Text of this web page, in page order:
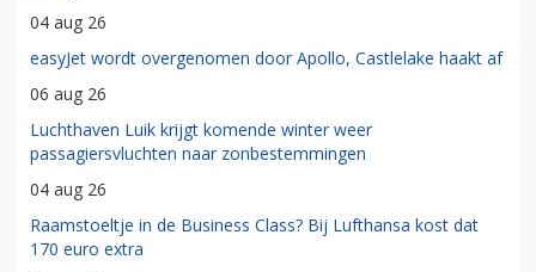
04 aug 26
easyJet wordt overgenomen door Apollo, Castlelake haakt af
06 aug 26
Luchthaven Luik krijgt komende winter weer
passagiersvluchten naar zonbestemmingen
04 aug 26
Raamstoeltje in de Business Class? Bij Lufthansa kost dat
170 euro extra